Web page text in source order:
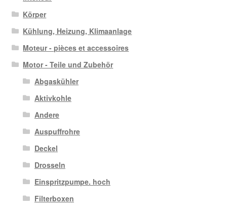
Körper
Kühlung, Heizung, Klimaanlage
Moteur - pièces et accessoires
Motor - Teile und Zubehör
Abgaskühler
Aktivkohle
Andere
Auspuffrohre
Deckel
Drosseln
Einspritzpumpe. hoch
Filterboxen